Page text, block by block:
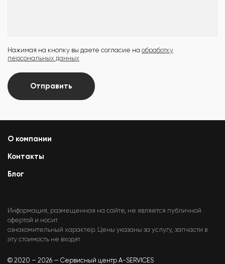
Нажимая на кнопку вы даете согласие на обработку
персональных данных
Отправить
О компании
Контакты
Блог
Информация, размещенная на сайте, не является публичной
офертой и носит
ознакомительный характер. Цены указаны за услугу, запчасти в
эту стоимость не входят
© 2020 – 2026 — Сервисный центр A-SERVICES